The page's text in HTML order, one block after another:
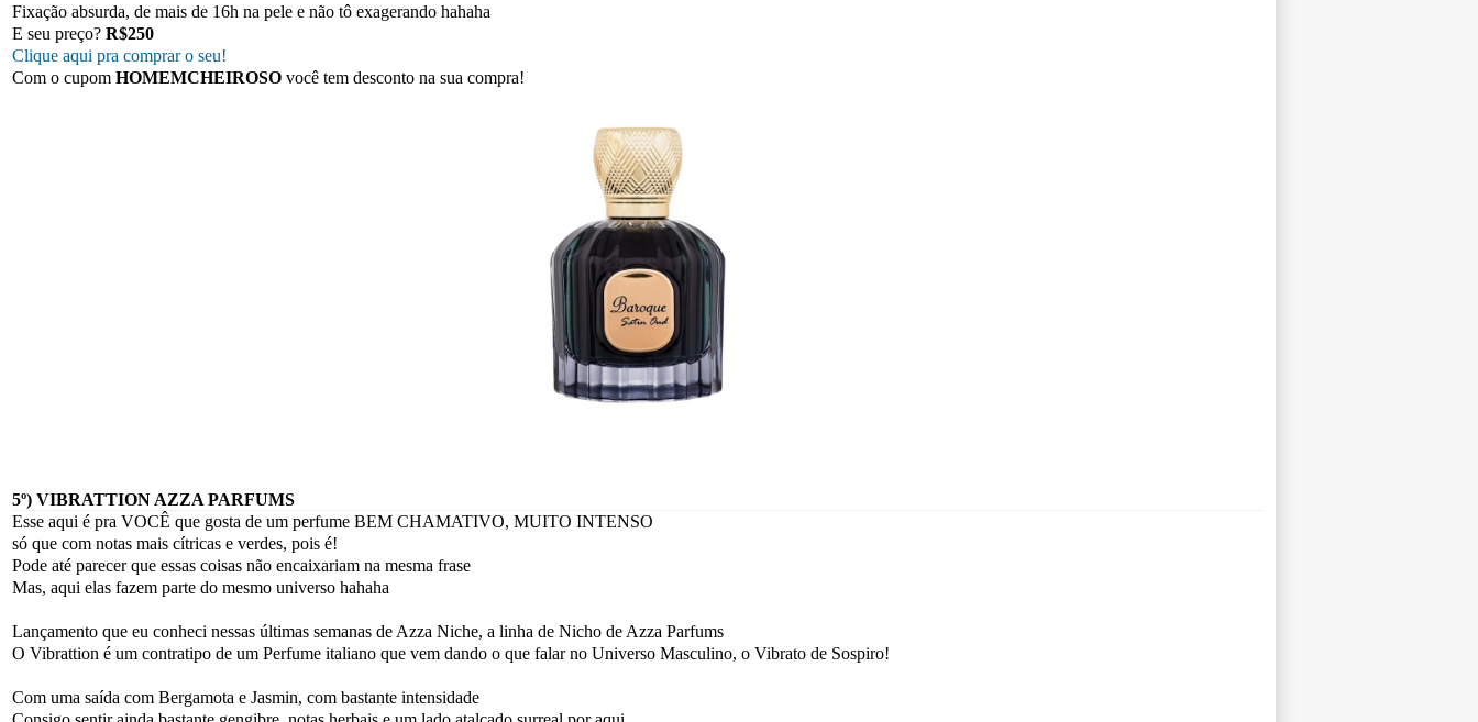
Fixação absurda, de mais de 16h na pele e não tô exagerando hahaha
E seu preço? R$250
Clique aqui pra comprar o seu!
Com o cupom HOMEMCHEIROSO você tem desconto na sua compra!
5º) VIBRATTION AZZA PARFUMS
Esse aqui é pra VOCÊ que gosta de um perfume BEM CHAMATIVO, MUITO INTENSO
só que com notas mais cítricas e verdes, pois é!
Pode até parecer que essas coisas não encaixariam na mesma frase
Mas, aqui elas fazem parte do mesmo universo hahaha
Lançamento que eu conheci nessas últimas semanas de Azza Niche, a linha de Nicho de Azza Parfums
O Vibrattion é um contratipo de um Perfume italiano que vem dando o que falar no Universo Masculino, o Vibrato de Sospiro!
Com uma saída com Bergamota e Jasmin, com bastante intensidade